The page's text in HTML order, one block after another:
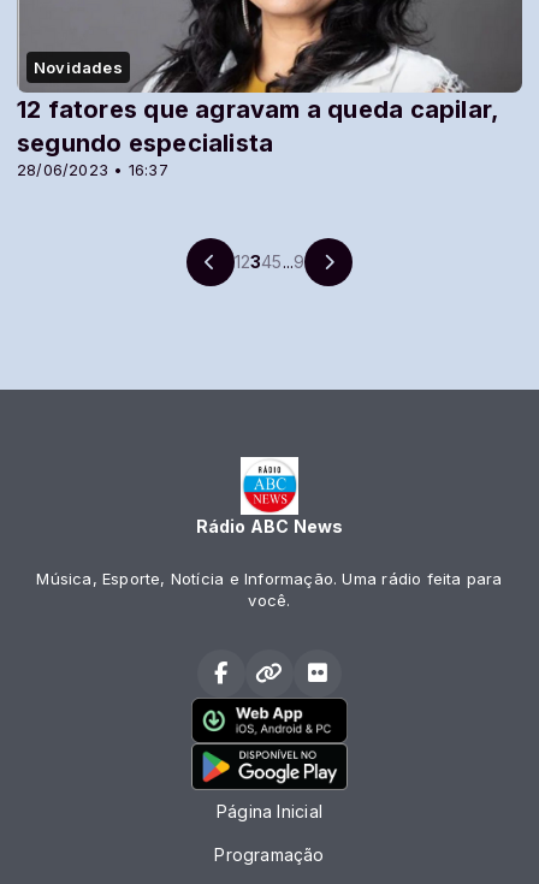
Novidades
28/06/2023 • 16:37
12 fatores que agravam a queda capilar,
segundo especialista
12345...9
Rádio ABC News
Música, Esporte, Notícia e Informação. Uma rádio feita para
você.
Página Inicial
Programação